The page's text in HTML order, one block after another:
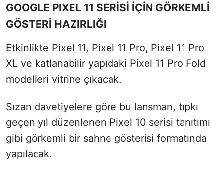
GOOGLE PIXEL 11 SERİSİ İÇİN GÖRKEMLİ
GÖSTERİ HAZIRLIĞI
Etkinlikte Pixel 11, Pixel 11 Pro, Pixel 11 Pro
XL ve katlanabilir yapıdaki Pixel 11 Pro Fold
modelleri vitrine çıkacak.
Sızan davetiyelere göre bu lansman, tıpkı
geçen yıl düzenlenen Pixel 10 serisi tanıtımı
gibi görkemli bir sahne gösterisi formatında
yapılacak.